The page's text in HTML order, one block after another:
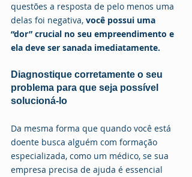
questões a resposta de pelo menos uma
delas foi negativa, você possui uma
“dor” crucial no seu empreendimento e
ela deve ser sanada imediatamente.
Diagnostique corretamente o seu
problema para que seja possível
solucioná-lo
Da mesma forma que quando você está
doente busca alguém com formação
especializada, como um médico, se sua
empresa precisa de ajuda é essencial